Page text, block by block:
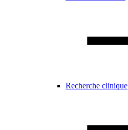
Recherche clinique